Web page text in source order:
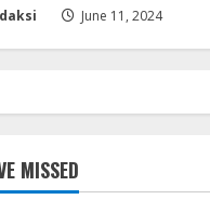
June 11, 2024
MISSED